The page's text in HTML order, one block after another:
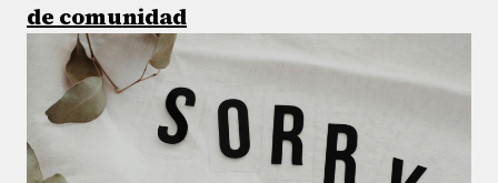
de comunidad